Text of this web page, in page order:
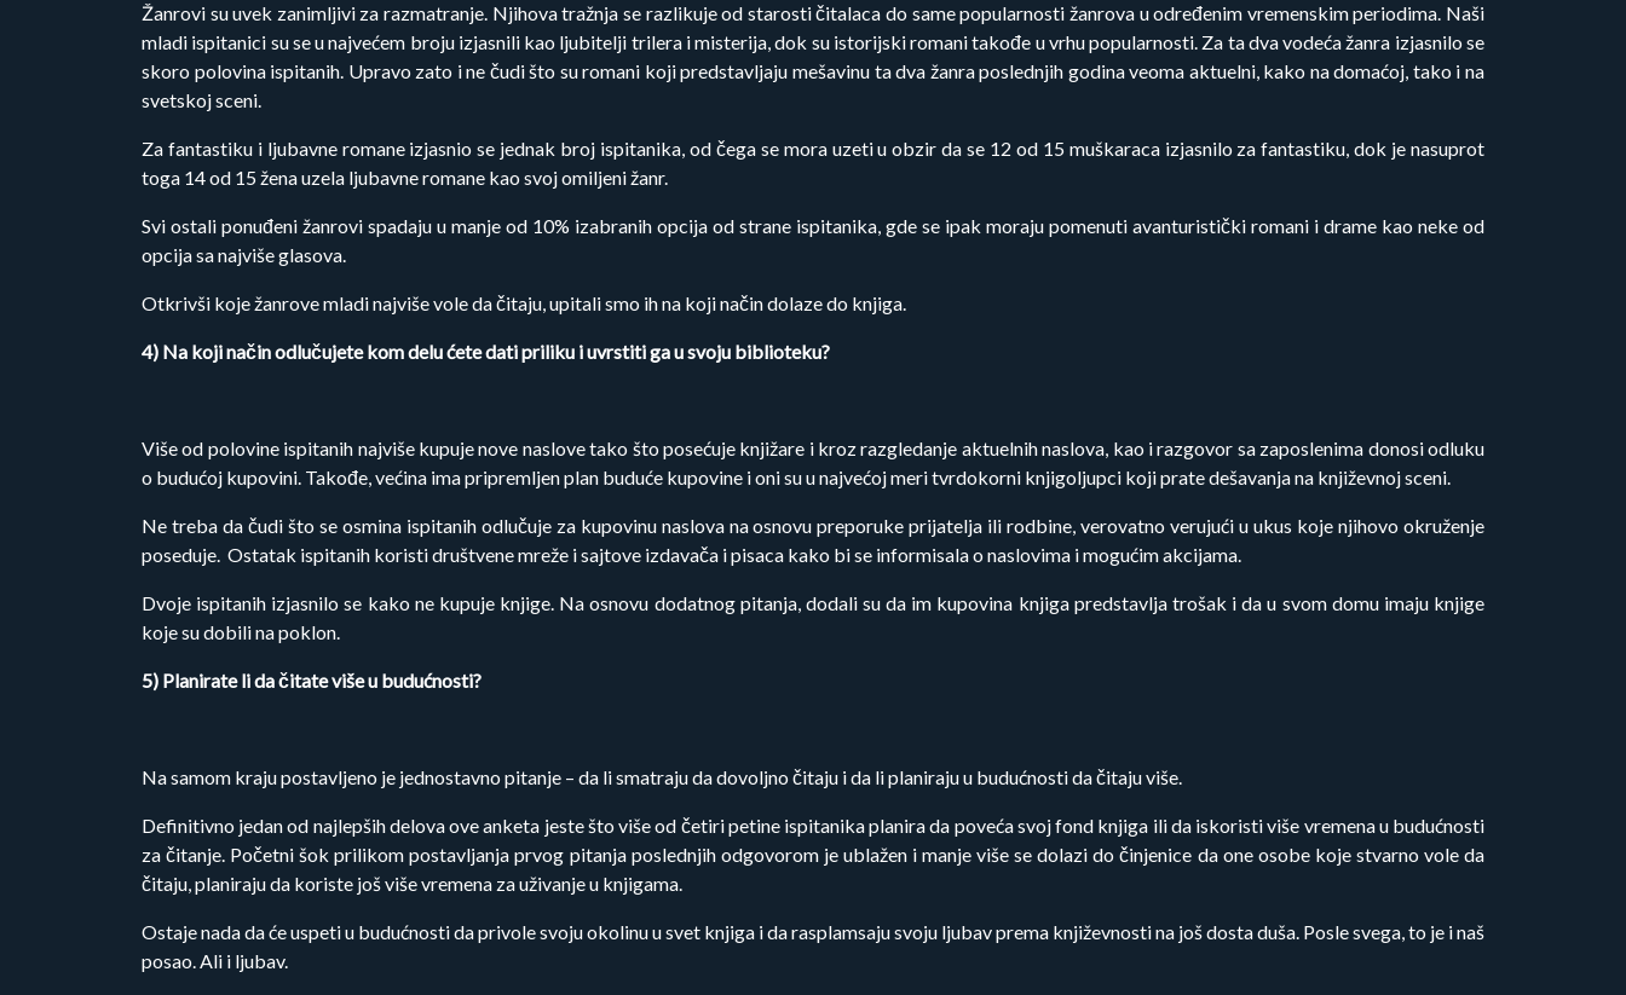
Žanrovi su uvek zanimljivi za razmatranje. Njihova tražnja se razlikuje od starosti čitalaca do same popularnosti žanrova u određenim vremenskim periodima. Naši
mladi ispitanici su se u najvećem broju izjasnili kao ljubitelji trilera i misterija, dok su istorijski romani takođe u vrhu popularnosti. Za ta dva vodeća žanra izjasnilo se
skoro polovina ispitanih. Upravo zato i ne čudi što su romani koji predstavljaju mešavinu ta dva žanra poslednjih godina veoma aktuelni, kako na domaćoj, tako i na
svetskoj sceni.
Za fantastiku i ljubavne romane izjasnio se jednak broj ispitanika, od čega se mora uzeti u obzir da se 12 od 15 muškaraca izjasnilo za fantastiku, dok je nasuprot
toga 14 od 15 žena uzela ljubavne romane kao svoj omiljeni žanr.
Svi ostali ponuđeni žanrovi spadaju u manje od 10% izabranih opcija od strane ispitanika, gde se ipak moraju pomenuti avanturistički romani i drame kao neke od
opcija sa najviše glasova.
Otkrivši koje žanrove mladi najviše vole da čitaju, upitali smo ih na koji način dolaze do knjiga.
4) Na koji način odlučujete kom delu ćete dati priliku i uvrstiti ga u svoju biblioteku?
Više od polovine ispitanih najviše kupuje nove naslove tako što posećuje knjižare i kroz razgledanje aktuelnih naslova, kao i razgovor sa zaposlenima donosi odluku
o budućoj kupovini. Takođe, većina ima pripremljen plan buduće kupovine i oni su u najvećoj meri tvrdokorni knjigoljupci koji prate dešavanja na književnoj sceni.
Ne treba da čudi što se osmina ispitanih odlučuje za kupovinu naslova na osnovu preporuke prijatelja ili rodbine, verovatno verujući u ukus koje njihovo okruženje
poseduje. Ostatak ispitanih koristi društvene mreže i sajtove izdavača i pisaca kako bi se informisala o naslovima i mogućim akcijama.
Dvoje ispitanih izjasnilo se kako ne kupuje knjige. Na osnovu dodatnog pitanja, dodali su da im kupovina knjiga predstavlja trošak i da u svom domu imaju knjige
koje su dobili na poklon.
5) Planirate li da čitate više u budućnosti?
Na samom kraju postavljeno je jednostavno pitanje – da li smatraju da dovoljno čitaju i da li planiraju u budućnosti da čitaju više.
Definitivno jedan od najlepših delova ove anketa jeste što više od četiri petine ispitanika planira da poveća svoj fond knjiga ili da iskoristi više vremena u budućnosti
za čitanje. Početni šok prilikom postavljanja prvog pitanja poslednjih odgovorom je ublažen i manje više se dolazi do činjenice da one osobe koje stvarno vole da
čitaju, planiraju da koriste još više vremena za uživanje u knjigama.
Ostaje nada da će uspeti u budućnosti da privole svoju okolinu u svet knjiga i da rasplamsaju svoju ljubav prema književnosti na još dosta duša. Posle svega, to je i naš
posao. Ali i ljubav.